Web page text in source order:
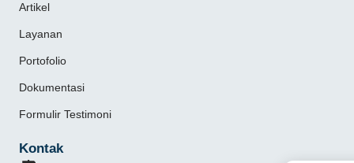
Artikel
Layanan
Portofolio
Dokumentasi
Formulir Testimoni
Kontak